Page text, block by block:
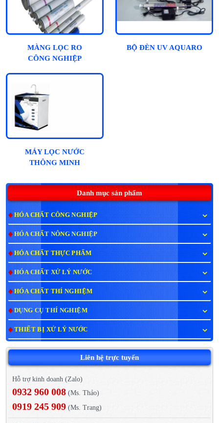
Danh mục sản phẩm
HÓA CHẤT CÔNG NGHIỆP
HÓA CHẤT NÔNG NGHIỆP
HÓA CHẤT THỰC PHẨM
HÓA CHẤT XỬ LÝ NƯỚC
HÓA CHẤT THÍ NGHIỆM
DỤNG CỤ THÍ NGHIỆM
THIẾT BỊ XỬ LÝ NƯỚC
Liên hệ trực tuyến
Hỗ trợ kinh doanh (Zalo)
0932 960 008 (Ms. Thảo)
0919 245 909 (Ms. Trang)
MÀNG LỌC RO
CÔNG NGHIỆP
BỘ ĐÈN UV AQUARO
MÁY LỌC NƯỚC
THÔNG MINH
10 CẤP - CAO CẤP